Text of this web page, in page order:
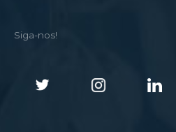
Siga-nos!